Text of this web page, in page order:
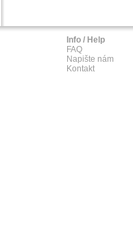
Info / Help
FAQ
Napište nám
Kontakt